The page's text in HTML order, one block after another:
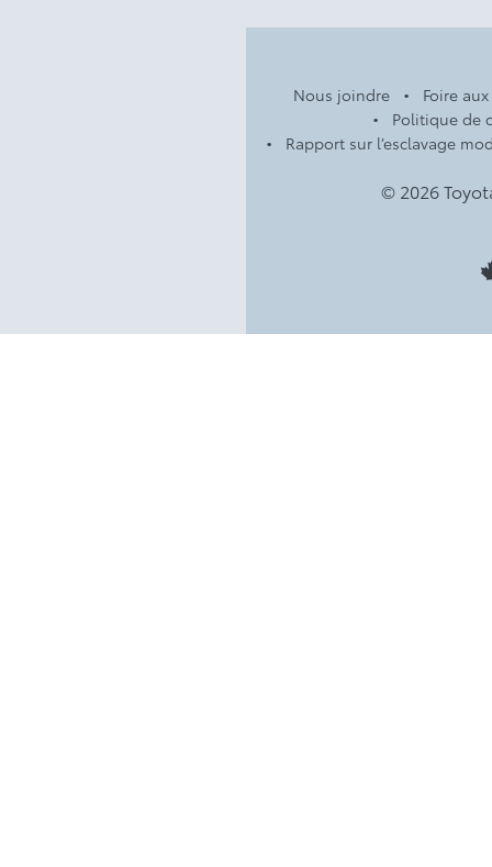
Nous joindre
Foire
Politique de
Rapport sur l’esclavage
© 2026